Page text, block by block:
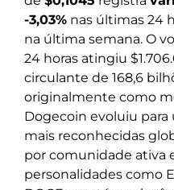
-3,03% nas últimas 24
na última semana. O
24 horas atingiu
circulante de 168,6
originalmente como
Dogecoin evoluiu
mais reconhecidas
por comunidade ativa
personalidades como